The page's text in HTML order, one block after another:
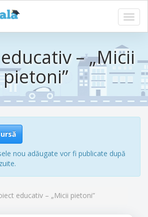
– „Micii
pietoni”
nou adăugate vor fi publicate după
educativ – „Micii pietoni”